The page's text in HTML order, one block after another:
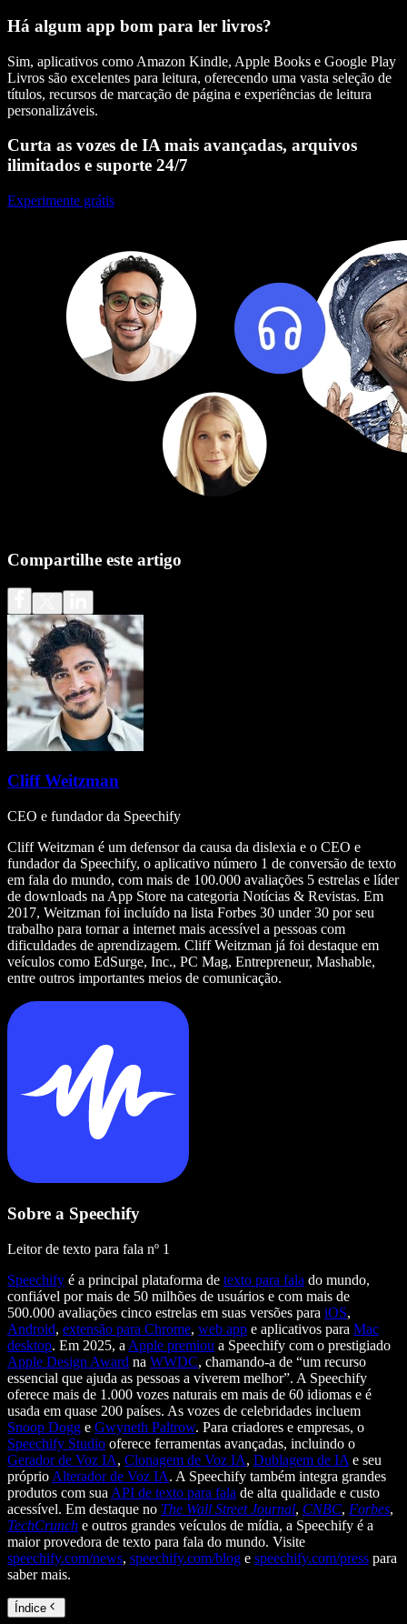
Há algum app bom para ler livros?
Sim, aplicativos como Amazon Kindle, Apple Books e Google Play
Livros são excelentes para leitura, oferecendo uma vasta seleção de
títulos, recursos de marcação de página e experiências de leitura
personalizáveis.
Curta as vozes de IA mais avançadas, arquivos
ilimitados e suporte 24/7
Experimente grátis
Compartilhe este artigo
Cliff Weitzman
CEO e fundador da Speechify
Cliff Weitzman é um defensor da causa da dislexia e o CEO e
fundador da Speechify, o aplicativo número 1 de conversão de texto
em fala do mundo, com mais de 100.000 avaliações 5 estrelas e líder
de downloads na App Store na categoria Notícias & Revistas. Em
2017, Weitzman foi incluído na lista Forbes 30 under 30 por seu
trabalho para tornar a internet mais acessível a pessoas com
dificuldades de aprendizagem. Cliff Weitzman já foi destaque em
veículos como EdSurge, Inc., PC Mag, Entrepreneur, Mashable,
entre outros importantes meios de comunicação.
Sobre a Speechify
Leitor de texto para fala nº 1
Speechify é a principal plataforma de texto para fala do mundo,
confiável por mais de 50 milhões de usuários e com mais de
500.000 avaliações cinco estrelas em suas versões para iOS,
Android, extensão para Chrome, web app e aplicativos para Mac
desktop. Em 2025, a Apple premiou a Speechify com o prestigiado
Apple Design Award na WWDC, chamando-a de “um recurso
essencial que ajuda as pessoas a viverem melhor”. A Speechify
oferece mais de 1.000 vozes naturais em mais de 60 idiomas e é
usada em quase 200 países. As vozes de celebridades incluem
Snoop Dogg e Gwyneth Paltrow. Para criadores e empresas, o
Speechify Studio oferece ferramentas avançadas, incluindo o
Gerador de Voz IA, Clonagem de Voz IA, Dublagem de IA e seu
próprio Alterador de Voz IA. A Speechify também integra grandes
produtos com sua API de texto para fala de alta qualidade e custo
acessível. Em destaque no The Wall Street Journal, CNBC, Forbes,
TechCrunch e outros grandes veículos de mídia, a Speechify é a
maior provedora de texto para fala do mundo. Visite
speechify.com/news, speechify.com/blog e speechify.com/press para
saber mais.
Índice